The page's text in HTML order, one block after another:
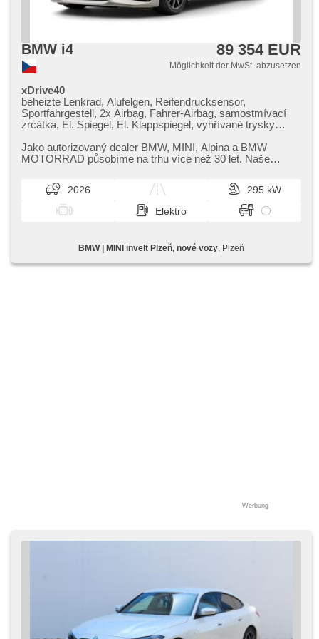
BMW i4 89 354 EUR
Möglichkeit der MwSt. abzusetzen
xDrive40
beheizte Lenkrad, Alufelgen, Reifendrucksensor,
Sportfahrgestell, 2x Airbag, Fahrer-Airbag, samostmívací
zrcátka, El. Spiegel, El. Klappspiegel, vyhřívané trysky
sedadla řidiče, El. einstellbare Sitze, Längssitzvorschub,
höheneinstellbare Sitze, beheizte Sitze, ambientní osvětlení
přepínání dálkových světel, Lichtsensor, Heck LED
Leuchte, Adaptive Geschwindigkeitsregelung, Uhr Spur,
Notbremsung (PEBS), ukazatel rychlostního limitu (SLIF),
asistent jízdy v koloně, asistent změny jízdního pruhu,
Automatikgetriebe, 360° monitorovací systém (AVM),
digitální příjem rádia (DAB), Bluetooth, USB, hlasové
Jako autorizovaný dealer BMW,​ MINI,​ Alpina a BMW
MOTORRAD působíme na trhu více než 30 let. Naše
2026
295 kW
Elektro
BMW | MINI invelt Plzeň, nové vozy , Plzeň
Werbung